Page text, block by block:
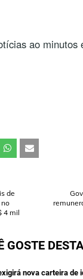
ao minutos
de
4 mil
GOSTE
nova carteira de